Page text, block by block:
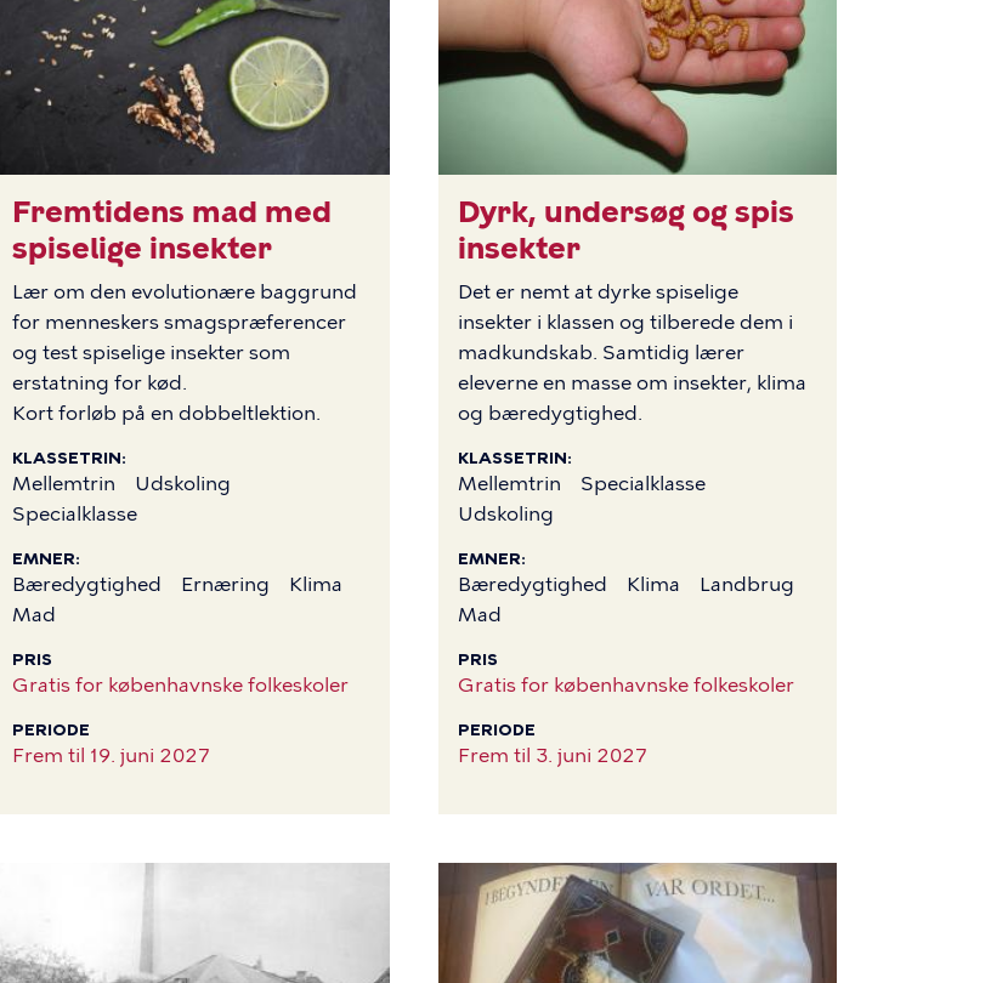
Fremtidens mad med
spiselige insekter
Lær om den evolutionære baggrund
for menneskers smagspræferencer
og test spiselige insekter som
erstatning for kød.
Kort forløb på en dobbeltlektion.
KLASSETRIN
Mellemtrin
Udskoling
Specialklasse
EMNER
Bæredygtighed Ernæring
Klima
Mad
PRIS
Gratis for københavnske folkeskoler
PERIODE
Frem til 19. juni 2027
BILLEDE
Dyrk, undersøg og spis
insekter
Det er nemt at dyrke spiselige
insekter i klassen og tilberede dem i
madkundskab. Samtidig lærer
eleverne en masse om insekter, klima
og bæredygtighed.
KLASSETRIN
Mellemtrin
Specialklasse
Udskoling
EMNER
Bæredygtighed Klima
Landbrug
Mad
PRIS
Gratis for københavnske folkeskoler
PERIODE
Frem til 3. juni 2027